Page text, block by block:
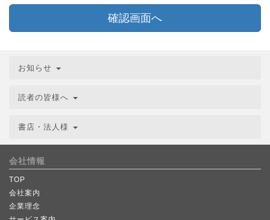
確認画面へ
お知らせ
読者の皆様へ
書店・法人様
会社情報
TOP
会社案内
企業理念